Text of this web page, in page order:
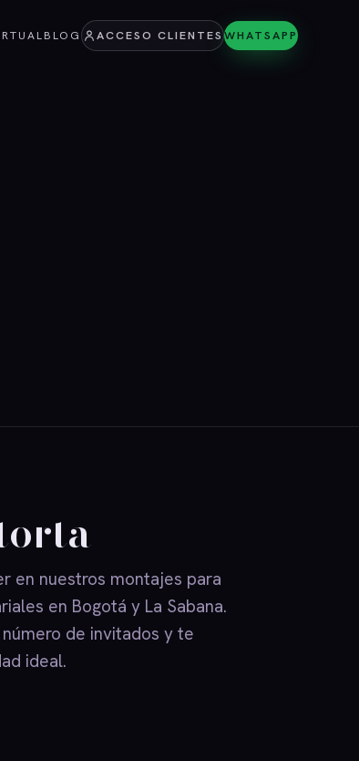
BLOG ACCESO CLIENTESWHATSAPP
en nuestros montajes para
en Bogotá y La Sabana.
de invitados y te
ideal.